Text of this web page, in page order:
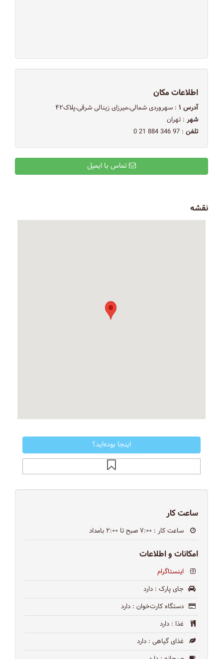
اطلاعات مکان
آدرس ۱
: سهروردی شمالی،میرزای زینالی شرقی،پلاک۴۲
شهر : تهران
تلفن : 97 346 884 21 0
نقشه
اینجا بوده‌اید؟
ساعت کار
ساعت کار : ۷:۰۰ صبح تا ۲:۰۰ بامداد
امکانات و اطلاعات
اینستاگرام
جای پارک : دارد
دستگاه کارت‌خوان : دارد
غذا : دارد
غذای گیاهی : دارد